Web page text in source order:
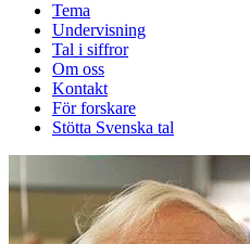
Tema
Undervisning
Tal i siffror
Om oss
Kontakt
För forskare
Stötta Svenska tal